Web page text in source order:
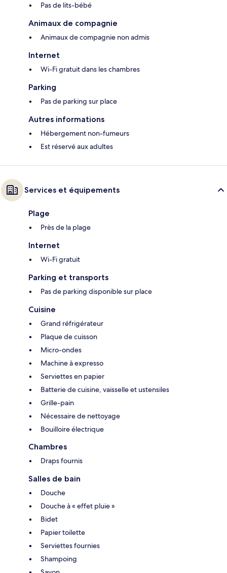
Pas de lits-bébé
Animaux de compagnie
Animaux de compagnie non admis
Internet
Wi-Fi gratuit dans les chambres
Parking
Pas de parking sur place
Autres informations
Hébergement non-fumeurs
Est réservé aux adultes
Services et équipements
Plage
Près de la plage
Internet
Wi-Fi gratuit
Parking et transports
Pas de parking disponible sur place
Cuisine
Grand réfrigérateur
Plaque de cuisson
Micro-ondes
Machine à expresso
Serviettes en papier
Batterie de cuisine, vaisselle et ustensiles
Grille-pain
Nécessaire de nettoyage
Bouilloire électrique
Chambres
Draps fournis
Salles de bain
Douche
Douche à « effet pluie »
Bidet
Papier toilette
Serviettes fournies
Shampoing